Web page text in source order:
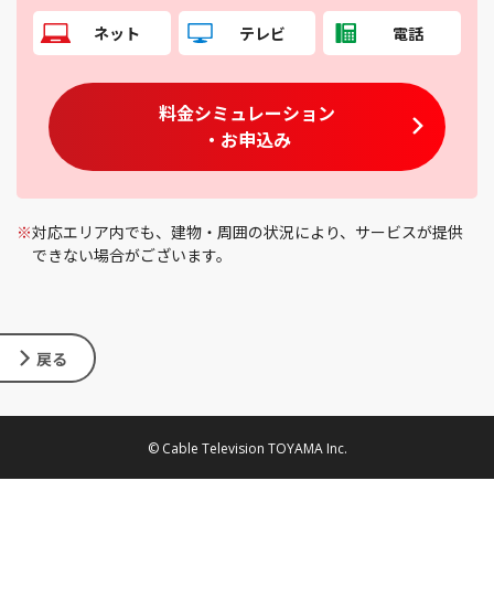
ネット テレビ 電話
料金シミュレーション
・お申込み
※対応エリア内でも、建物・周囲の状況により、サービスが提供
できない場合がございます。
戻る
© Cable Television TOYAMA Inc.